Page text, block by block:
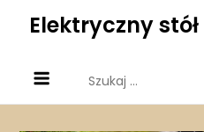
Elektryczny